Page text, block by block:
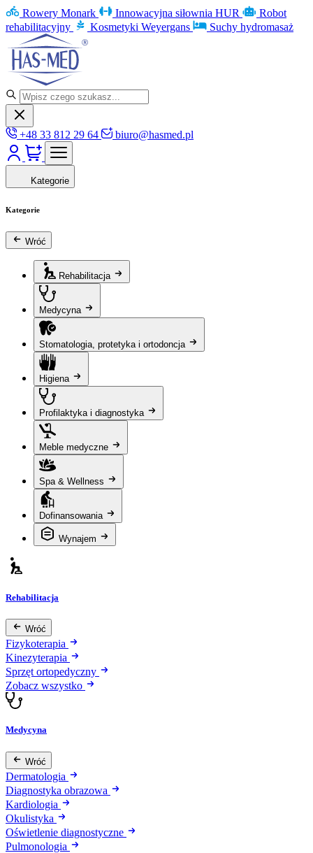
Rowery Monark Innowacyjna siłownia HUR
Robot
rehabilitacyjny
Kosmetyki Weyergans Suchy hydromasaż
+48 33 812 29 64 biuro@hasmed.pl
Kategorie
Kategorie
Wróć
Rehabilitacja
Medycyna
Stomatologia, protetyka i ortodoncja
Higiena
Profilaktyka i diagnostyka
Meble medyczne
Spa & Wellness
Dofinansowania
Wynajem
Rehabilitacja
Wróć
Fizykoterapia
Kinezyterapia
Sprzęt ortopedyczny
Zobacz wszystko
Medycyna
Wróć
Dermatologia
Diagnostyka obrazowa
Kardiologia
Okulistyka
Oświetlenie diagnostyczne
Pulmonologia